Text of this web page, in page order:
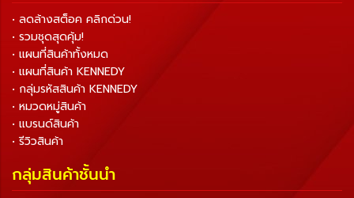
• ลดล้างสต็อค คลิกด่วน!
• รวมชุดสุดคุ้ม!
• แผนที่สินค้าทั้งหมด
• แผนที่สินค้า KENNEDY
• กลุ่มรหัสสินค้า KENNEDY
• หมวดหมู่สินค้า
• แบรนด์สินค้า
• รีวิวสินค้า
กลุ่มสินค้าชั้นนำ